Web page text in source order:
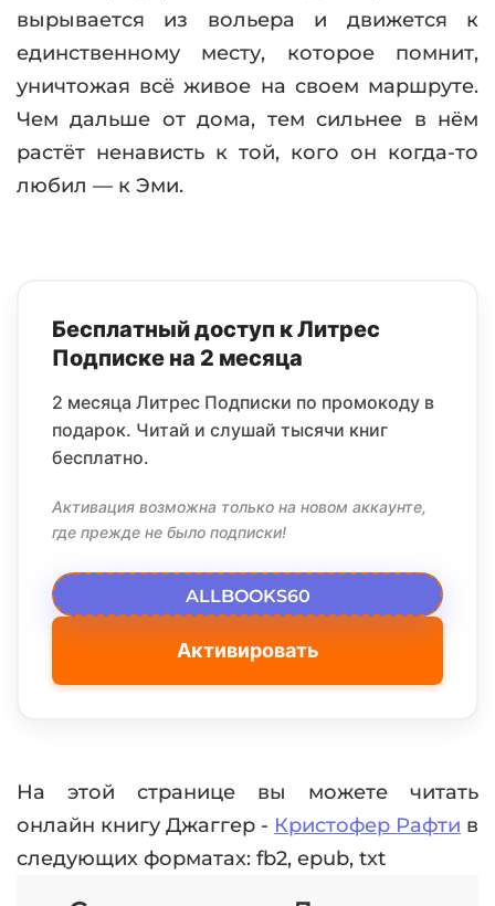
вырывается из вольера и движется к
единственному месту, которое помнит,
уничтожая всё живое на своем маршруте.
Чем дальше от дома, тем сильнее в нём
растёт ненависть к той, кого он когда-то
любил — к Эми.
Бесплатный доступ к Литрес
Подписке на 2 месяца
2 месяца Литрес Подписки по промокоду в
подарок. Читай и слушай тысячи книг
бесплатно.
Активация возможна только на новом аккаунте,
где прежде не было подписки!
ALLBOOKS60
Активировать
На этой странице вы можете читать
онлайн книгу Джаггер - Кристофер Рафти в
следующих форматах: fb2, epub, txt